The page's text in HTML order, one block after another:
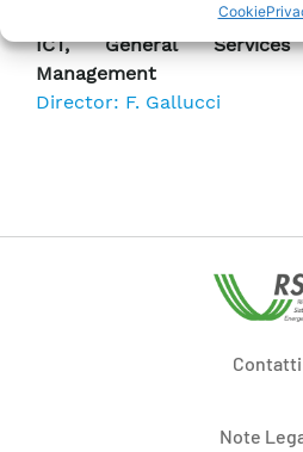
Cookie
ICT, General
Management
Director: F. Gallucci
Contatti
Note